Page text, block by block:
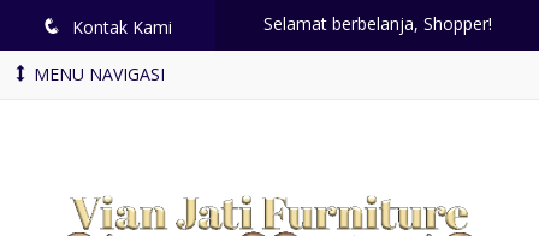
q Kontak Kami Selamat berbelanja, Shopper!
MENU NAVIGASI